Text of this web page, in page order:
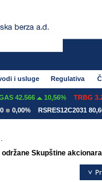
i usluge Regulativa
42.566 10,56%
TRBG
0,00% RSRES12C2031
održane Skupštine